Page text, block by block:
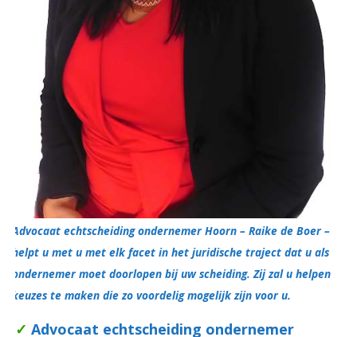
Advocaat echtscheiding ondernemer Hoorn – Raike de Boer –
helpt u met u met elk facet in het juridische traject dat u als
ondernemer moet doorlopen bij uw scheiding. Zij zal u helpen
keuzes te maken die zo voordelig mogelijk zijn voor u.
✓ Advocaat echtscheiding ondernemer